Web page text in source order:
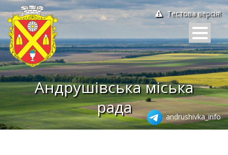
Тестова версія!
Андрушівська міська
рада
andrushivka_info